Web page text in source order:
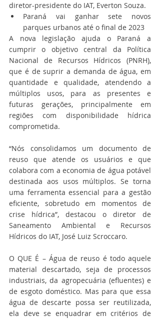
diretor-presidente do IAT, Everton Souza.
Paraná vai ganhar sete novos
parques urbanos até o final de 2023
A nova legislação ajuda o Paraná a
cumprir o objetivo central da Política
Nacional de Recursos Hídricos (PNRH),
que é de suprir a demanda de água, em
quantidade e qualidade, atendendo a
múltiplos usos, para as presentes e
futuras gerações, principalmente em
regiões com disponibilidade hídrica
comprometida.
“Nós consolidamos um documento de
reuso que atende os usuários e que
colabora com a economia de água potável
destinada aos usos múltiplos. Se torna
uma ferramenta essencial para a gestão
eficiente, sobretudo em momentos de
crise hídrica”, destacou o diretor de
Saneamento Ambiental e Recursos
Hídricos do IAT, José Luiz Scroccaro.
O QUE É – Água de reuso é todo aquele
material descartado, seja de processos
industriais, da agropecuária (efluentes) e
de esgoto doméstico. Mas para que essa
água de descarte possa ser reutilizada,
ela deve se enquadrar em critérios de